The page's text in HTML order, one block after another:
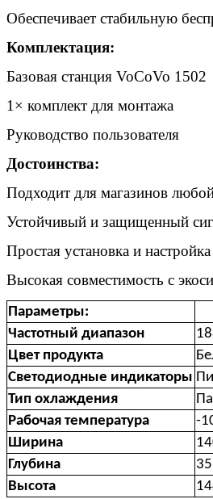
Обеспечивает стабильную
Комплектация:
Базовая станция VoCoVo 1502
1× комплект для монтажа
Руководство пользователя
Достоинства:
Подходит для магазинов
Устойчивый и защищенный
Простая установка и настройка
Высокая совместимость с
Параметры:
Частотный диапазон
Цвет продукта
Светодиодные индикаторы
Тип охлаждения
Рабочая температура
-
Ширина
Глубина
Высота